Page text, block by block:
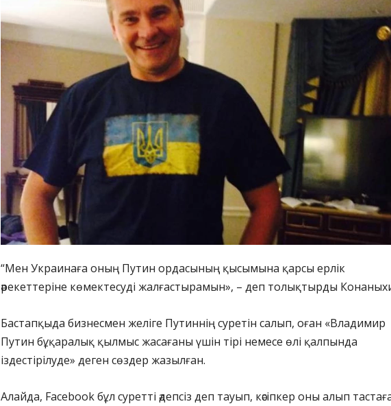
“Мен Украинаға оның Путин ордасының қысымына қарсы ерлік
әрекеттеріне көмектесуді жалғастырамын», – деп толықтырды
Бастапқыда бизнесмен желіге Путиннің суретін салып, оған «Владимир
Путин бұқаралық қылмыс жасағаны үшін тірі немесе өлі қалпында
іздестірілуде» деген сөздер жазылған.
Алайда, Facebook бұл суретті әдепсіз деп тауып, кәсіпкер оны алып